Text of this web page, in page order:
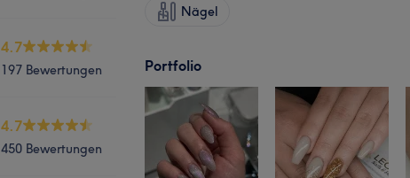
4.7
197 Bewertungen
4.7
450 Bewertungen
Nägel
Portfolio